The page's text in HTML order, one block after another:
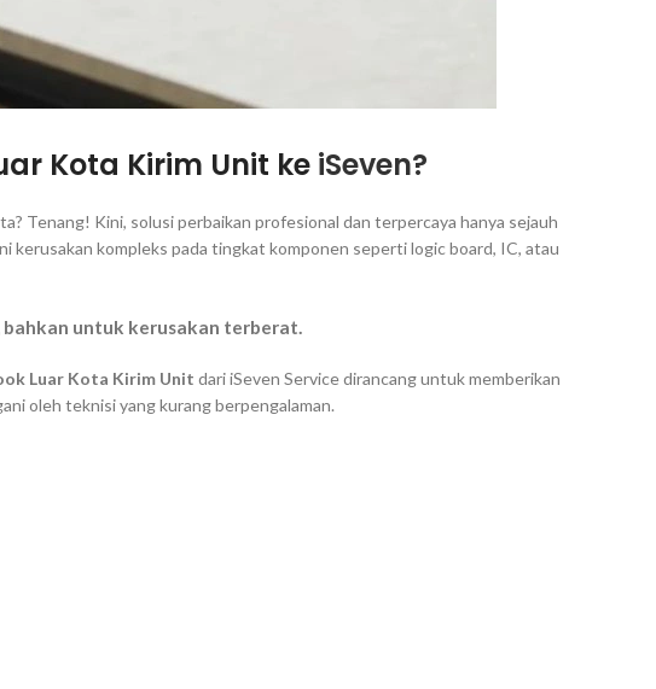
Kota Kirim Unit ke iSeven?
Tenang! Kini, solusi perbaikan profesional dan terpercaya hanya sejauh
kerusakan kompleks pada tingkat komponen sepertilogic board, IC, atau
bahkan untuk kerusakan terberat.
Luar Kota Kirim Unit dari iSeven Service dirancang untuk memberikan
oleh teknisi yang kurang berpengalaman.